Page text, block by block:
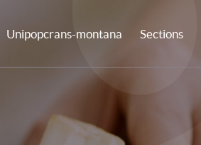
Unipopcrans-montana Sections